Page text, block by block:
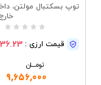
توپ بسکتبال مولتن،
قیمت ارزی :
تومــــــان
9,656,000